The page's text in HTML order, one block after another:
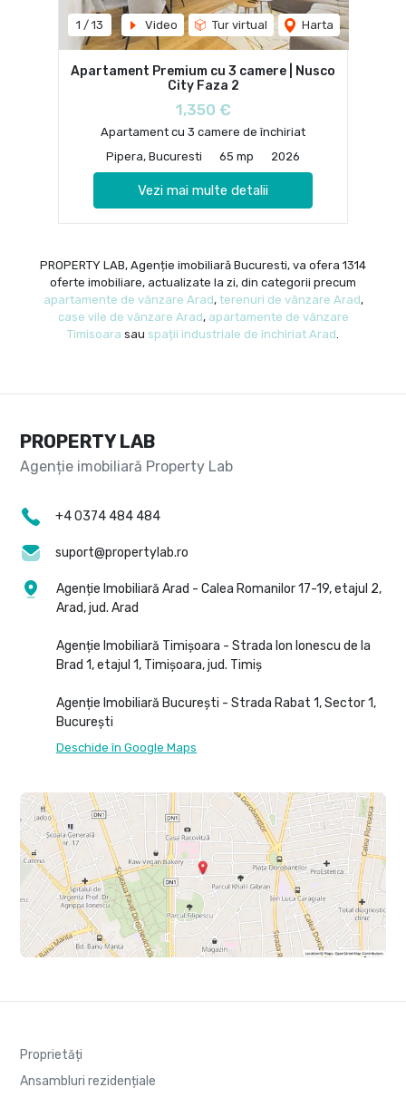
1 / 13 Video Tur virtual Harta
Apartament Premium cu 3 camere | Nusco
City Faza 2
1,350 €
Apartament cu 3 camere de închiriat
Pipera, Bucuresti
65 mp 2026
Vezi mai multe detalii
PROPERTY LAB, Agenție imobiliară Bucuresti, va ofera 1314
oferte imobiliare, actualizate la zi, din categorii precum
apartamente de vânzare Arad, terenuri de vânzare Arad,
case vile de vânzare Arad, apartamente de vânzare
Timisoara sau spații industriale de închiriat Arad
PROPERTY LAB
+4 0374 484 484
suport@propertylab.ro
Agenție Imobiliară Arad - Calea Romanilor 17-19, etajul 2,
Arad, jud. Arad
Agenție Imobiliară Timișoara - Strada Ion Ionescu de la
Brad 1, etajul 1, Timișoara, jud. Timiș
Agenție Imobiliară București - Strada Rabat 1, Sector 1,
București
Deschide în Google Maps
Proprietăți
Ansambluri rezidențiale